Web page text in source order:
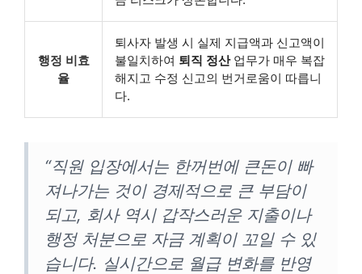
행정 비효
율
퇴사자 발생 시 실제 지급액과 신고액이
불일치하여 퇴직 정산업무가 매우 복잡
해지고 수정 신고의 번거로움이 따릅니
다.
“직원 입장에서는 한꺼번에 큰돈이 빠
져나가는 것이 경제적으로 큰 부담이
되고, 회사 역시 갑작스러운 지출이나
행정 처분으로 자금 계획이 꼬일 수 있
습니다. 실시간으로 월급 변화를 반영